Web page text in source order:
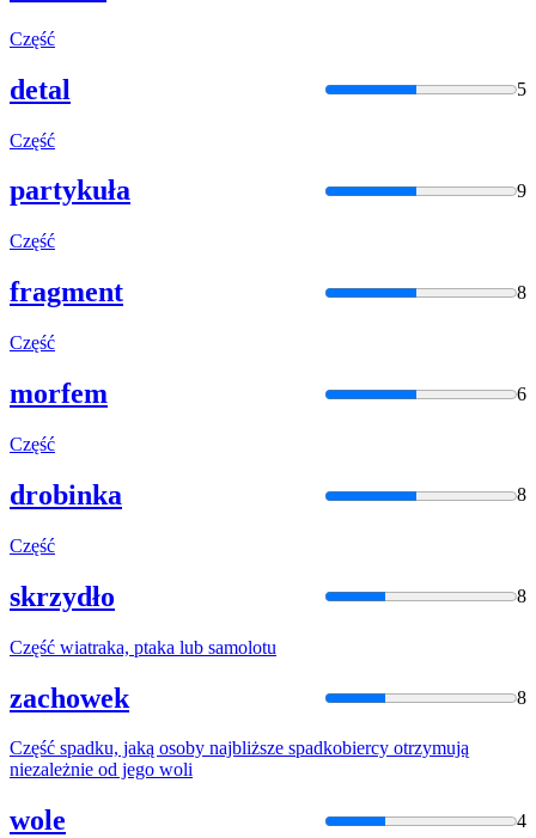
Część
detal 5
Część
partykuła 9
Część
fragment 8
Część
morfem 6
Część
drobinka 8
Część
skrzydło 8
Część wiatraka, ptaka lub samolotu
zachowek 8
Część spadku, jaką osoby najbliższe spadkobiercy otrzymują
niezależnie od jego woli
wole 4